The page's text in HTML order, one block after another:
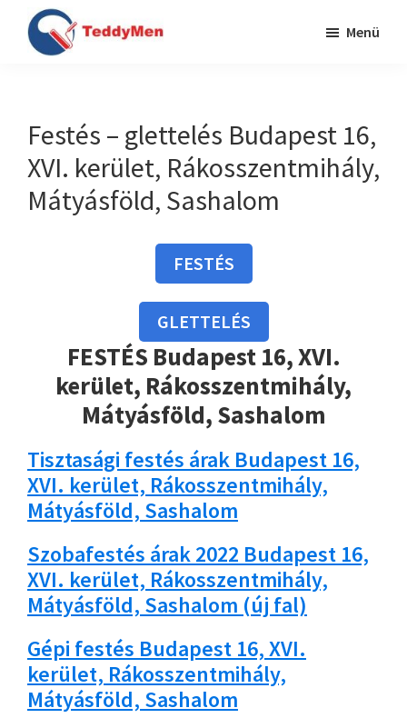
Ugrás
és
Pest
megyében
Menü
Festés – glettelés Budapest 16,
XVI. kerület, Rákosszentmihály,
Mátyásföld, Sashalom
FESTÉS
GLETTELÉS
FESTÉS Budapest 16, XVI.
kerület, Rákosszentmihály,
Mátyásföld, Sashalom
Tisztasági festés árak Budapest 16,
XVI. kerület, Rákosszentmihály,
Mátyásföld, Sashalom
Szobafestés árak 2022 Budapest 16,
XVI. kerület, Rákosszentmihály,
Mátyásföld, Sashalom (új fal)
Gépi festés Budapest 16, XVI.
kerület, Rákosszentmihály,
Mátyásföld, Sashalom